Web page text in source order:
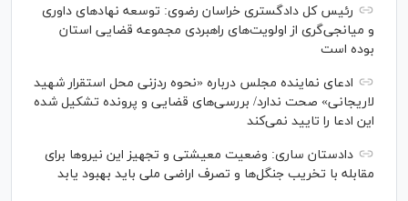
رئیس کل دادگستری خراسان رضوی: توسعه نهاد‌های داوری
و میانجی‌گری از اولویت‌های راهبردی مجموعه قضایی استان
بوده است
ادعای نماینده مجلس درباره «نحوه ردزنی محل استقرار شهید
لاریجانی» صحت ندارد/ بررسی‌های قضایی و پرونده تشکیل شده
این ادعا را تایید نمی‌کند
دادستان ساری: وضعیت معیشتی و تجهیز این نیرو‌ها برای
مقابله با تخریب جنگل‌ها و تصرف اراضی ملی باید بهبود یابد